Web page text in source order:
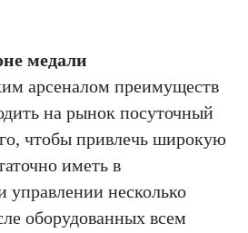
медали
арсеналом преимуществ
на рынок посуточный
чтобы привлечь широкую
иметь в
управлении несколько
оборудованных всем